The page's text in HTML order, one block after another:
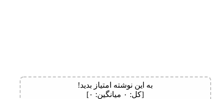
به این نوشته امتیاز بدید!
[کل: ۰ میانگین: ۰]